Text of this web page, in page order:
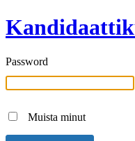
Password
Muista minut